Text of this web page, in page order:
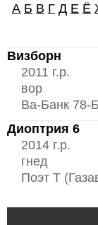
А Б В Г Д Е Ё
Визборн
2011 г.р.
вор
Ва-Банк 78-
Диоптрия 6
2014 г.р.
гнед
Поэт Т